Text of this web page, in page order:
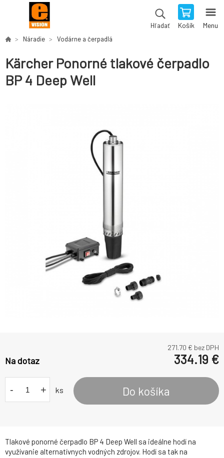
Hľadať Košík Menu
Náradie Vodárne a čerpadlá
Kärcher Ponorné tlakové čerpadlo
BP 4 Deep Well
Tlakové ponorné čerpadlo BP 4 Deep Well sa ideálne hodí na
využívanie alternatívnych vodných zdrojov. Hodí sa tak na
271.70 € bez DPH
Na dotaz 334.19 €
- + ks Do košíka